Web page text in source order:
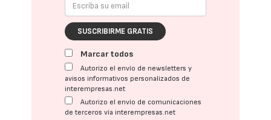
SUSCRIBIRME GRATIS
Marcar todos
Autorizo el envío de newsletters y
avisos informativos personalizados de
interempresas.net
Autorizo el envío de comunicaciones
de terceros vía interempresas.net